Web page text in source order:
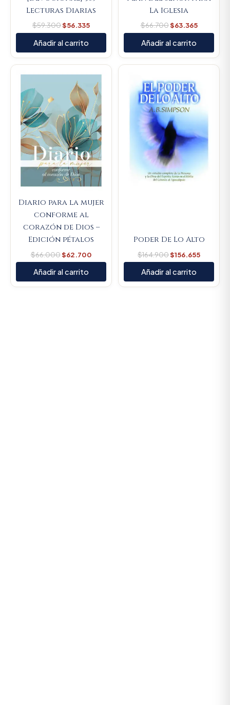
Lecturas Diarias
$59.300$56.335
Añadir al carrito
La Iglesia
$66.700$63.365
Añadir al carrito
Diario para la mujer
conforme al
corazón de Dios –
Edición pétalos
$66.000
price
was:
$66.000.
$62.700
Current
price
is:
$62.700.
Añadir al carrito
Poder De Lo Alto
$164.900
was:
$164.900.
$156.655
Current
Añadir al carrito